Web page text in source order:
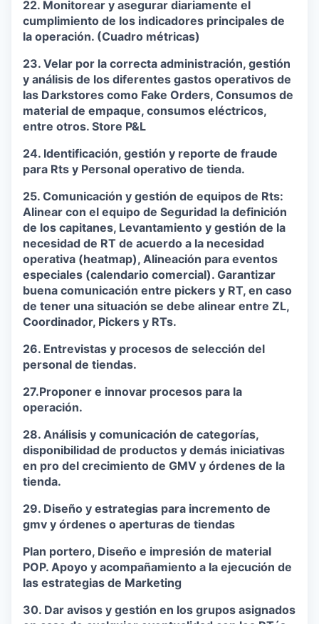
22. Monitorear y asegurar diariamente el
cumplimiento de los indicadores principales de
la operación. (Cuadro métricas)
23. Velar por la correcta administración, gestión
y análisis de los diferentes gastos operativos de
las Darkstores como Fake Orders, Consumos de
material de empaque, consumos eléctricos,
entre otros. Store P&L
24. Identificación, gestión y reporte de fraude
para Rts y Personal operativo de tienda.
25. Comunicación y gestión de equipos de Rts:
Alinear con el equipo de Seguridad la definición
de los capitanes, Levantamiento y gestión de la
necesidad de RT de acuerdo a la necesidad
operativa (heatmap), Alineación para eventos
especiales (calendario comercial). Garantizar
buena comunicación entre pickers y RT, en caso
de tener una situación se debe alinear entre ZL,
Coordinador, Pickers y RTs.
26. Entrevistas y procesos de selección del
personal de tiendas.
27.Proponer e innovar procesos para la
operación.
28. Análisis y comunicación de categorías,
disponibilidad de productos y demás iniciativas
en pro del crecimiento de GMV y órdenes de la
tienda.
29. Diseño y estrategias para incremento de
gmv y órdenes o aperturas de tiendas
Plan portero, Diseño e impresión de material
POP. Apoyo y acompañamiento a la ejecución de
las estrategias de Marketing
30. Dar avisos y gestión en los grupos asignados